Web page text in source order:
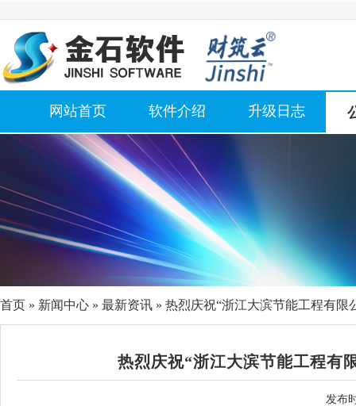
网站首页 软件介绍 升级日志
首页 » 新闻中心 » 最新资讯 » 热烈庆祝“浙江大滨节能工程有
热烈庆祝“浙江大滨节能工程有
发布